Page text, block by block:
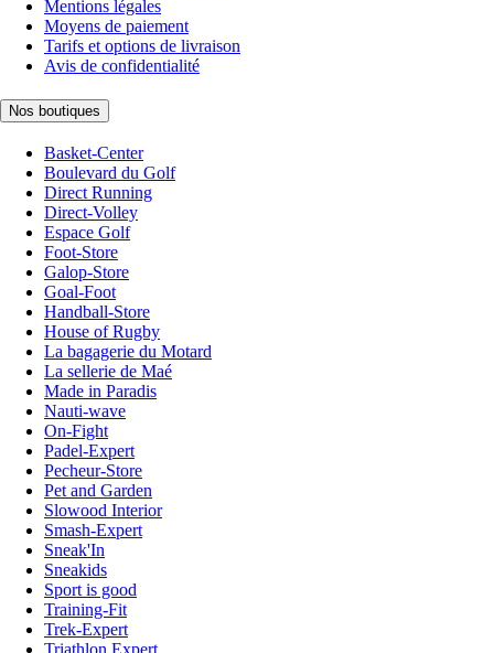
Mentions légales
Moyens de paiement
Tarifs et options de livraison
Avis de confidentialité
Nos boutiques
Basket-Center
Boulevard du Golf
Direct Running
Direct-Volley
Espace Golf
Foot-Store
Galop-Store
Goal-Foot
Handball-Store
House of Rugby
La bagagerie du Motard
La sellerie de Maé
Made in Paradis
Nauti-wave
On-Fight
Padel-Expert
Pecheur-Store
Pet and Garden
Slowood Interior
Smash-Expert
Sneak'In
Sneakids
Sport is good
Training-Fit
Trek-Expert
Triathlon Expert